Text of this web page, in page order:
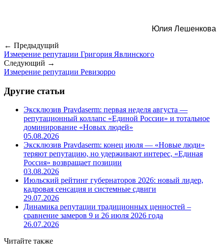
Юлия Лешенкова
← Предыдущий
Измерение репутации Григория Явлинского
Следующий →
Измерение репутации Ревизорро
Другие статьи
Эксклюзив Pravdaserm: первая неделя августа —
репутационный коллапс «Единой России» и тотальное
доминирование «Новых людей»
05.08.2026
Эксклюзив Pravdaserm: конец июля — «Новые люди»
теряют репутацию, но удерживают интерес, «Единая
Россия» возвращает позиции
03.08.2026
Июльский рейтинг губернаторов 2026: новый лидер,
кадровая сенсация и системные сдвиги
29.07.2026
Динамика репутации традиционных ценностей –
сравнение замеров 9 и 26 июля 2026 года
26.07.2026
Читайте также